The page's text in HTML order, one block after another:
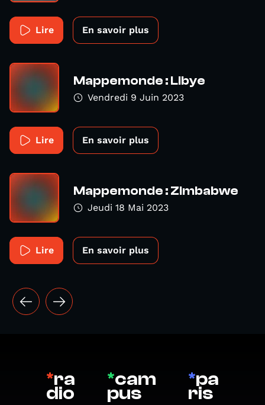
Lire En savoir plus
Mappemonde : Libye
Vendredi 9 Juin 2023
Lire En savoir plus
Mappemonde : Zimbabwe
Jeudi 18 Mai 2023
Lire En savoir plus
*ra
dio
*cam
pus
*pa
ris